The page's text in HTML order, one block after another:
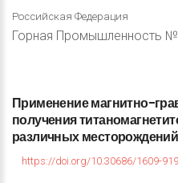
Российская Федерация
Горная Промышленность
Применениемагнитно-
получения
различныхместорождений
https://doi.org/10.30686/1609-